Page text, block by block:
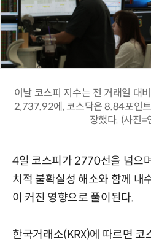
이날 코스피 지수는 전 거래일 대
2,737.92에, 코스닥은 8.84포인
장했다. (사진=
4일 코스피가 2770선을 넘으
치적 불확실성 해소와 함께 내
이 커진 영향으로 풀이된다.
한국거래소(KRX)에 따르면 코